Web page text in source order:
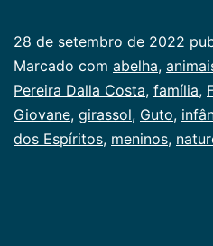
28 de setembro de 2022
Categorizado
como
Infancia
Marcado com abelha,
Pereira Dalla Costa, família,
Giovane, girassol, Guto,
dos Espíritos, meninos,